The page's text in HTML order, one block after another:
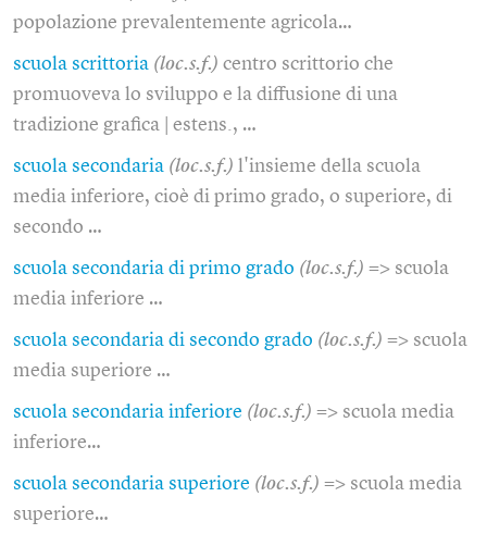
popolazione prevalentemente agricola…
scuola scrittoria (loc.s.f.) centro scrittorio che
promuoveva lo sviluppo e la diffusione di una
tradizione grafica | estens., …
scuola secondaria (loc.s.f.) l'insieme della scuola
media inferiore, cioè di primo grado, o superiore, di
secondo …
scuola secondaria di primo grado (loc.s.f.) => scuola
media inferiore …
scuola secondaria di secondo grado (loc.s.f.) => scuola
media superiore …
scuola secondaria inferiore (loc.s.f.) => scuola media
inferiore…
scuola secondaria superiore (loc.s.f.) => scuola media
superiore…